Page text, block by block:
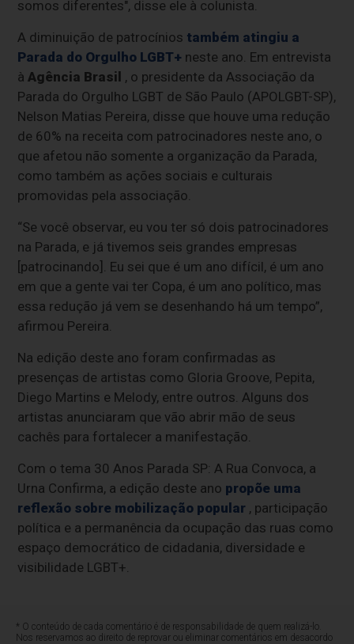
somos diferentes", disse ele à colunista.
A diminuição de patrocínios também atingiu a
Parada do Orgulho LGBT+ neste ano. Em entrevista
àAgência Brasil , o presidente da Associação da
Parada do Orgulho LGBT de São Paulo (APOLGBT-SP),
Nelson Matias Pereira, disse que houve uma redução
de 60% na receita com patrocinadores neste ano, o
que afetou não somente a organização da Parada,
como também as ações sociais e culturais
promovidas pela associação.
“Se você observar, eu vou ter só dois patrocinadores
na Parada, e já tivemos seis grandes empresas
[patrocinando]. Eu sei que é um ano difícil, é um ano
em que a gente vai ter Copa, é um ano político, mas
essa redução já vem se desenhando há um tempo”,
afirmou Pereira.
Na edição deste ano foram confirmadas as
presenças de artistas como Gloria Groove, Pepita,
Diego Martins e Melody, entre outros. Alguns dos
artistas anunciaram que vão abrir mão de seus
cachês para fortalecer a manifestação.
Com o tema 30 Anos Parada SP: A Rua Convoca, a
Urna Confirma, a edição deste ano propõe uma
reflexão sobre mobilização popular , participação
política e a permanência da ocupação das ruas como
espaço democrático de cidadania, diversidade e
visibilidade LGBT+.
* O conteúdo de cada comentário é de responsabilidade de quem realizá-lo.
Nos reservamos ao direito de reprovar ou eliminar comentários em desacordo